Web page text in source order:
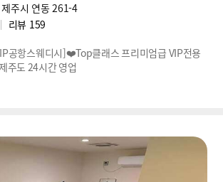
주시 연동 261-4
리뷰 159
공항스웨디시]❤️Top클래스 프리미엄급 VIP전용
도 24시간 영업